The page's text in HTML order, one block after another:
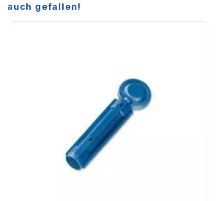
auch gefallen!